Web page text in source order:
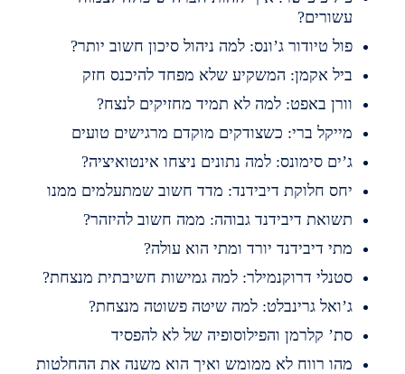
טיודור ג’ונס: למה ניהול סיכון חשוב יותר?
אקמן: המשקיע שלא מפחד להיכנס חזק
באפט: למה לא תמיד מחזיקים לנצח?
ברי: כשצודקים מוקדם מרגישים טועים
סימונס: למה נתונים ניצחו אינטואיציה?
חלוקת דיבידנד: מדד חשוב שמתעלמים ממנו
דיבידנד גבוהה: ממה חשוב להיזהר?
דיבידנד יורד ומתי הוא עולה?
דרוקנמילר: למה גמישות חשיבתית מנצחת?
גרינבלט: למה שיטה פשוטה מנצחת?
קלרמן והפילוסופיה של לא להפסיד
רווח לא ממומש ואיך הוא משנה את ההחלטות